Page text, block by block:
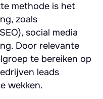
methode is het
zoals
social media
Door relevante
te bereiken op
leads
wekken.